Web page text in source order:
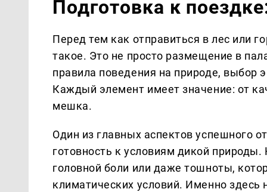
Подготовка к
Перед тем как отправиться в лес или
такое. Это не просто размещение в
правила поведения на природе, выбор
Каждый элемент имеет значение: от
мешка.
Один из главных аспектов успешного
готовность к условиям дикой
головной боли или даже тошноты,
климатических условий. Именно